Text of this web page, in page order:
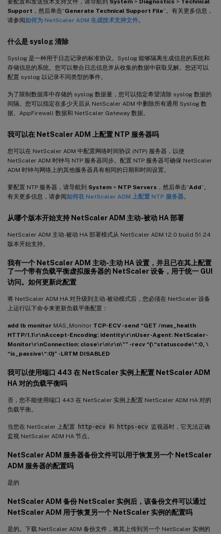
Support ，然后单击“Generate Technical Support File”。有关更多信息，
请参阅如何为 NetScaler ADM 生成技术支持文件。
什么是 syslog 清除
Syslog 是一种用于日志记录的标准协议。Syslog 能够隔离生成信息的系统和
存储信息的系统。您可以整合日志信息并从收集的数据中获取见解。您还可以
配置 syslog 以记录不同类型的事件。
为了限制数据库中存储的 syslog 数据量，您可以指定希望清除 syslog 数据的
间隔。您可以指定在多少天后从 NetScaler ADM 中删除所有通用 Syslog 数
据、AppFirewall 数据和 NetScaler Gateway 数据。
我可以在 NetScaler ADM 上配置 NTP 服务器吗
您可以在 NetScaler ADM 中配置网络时间协议 (NTP) 服务器，以使
NetScaler ADM 时钟与 NTP 服务器同步。配置 NTP 服务器可确保 NetScaler
ADM 时钟与网络上的其他服务器具有相同的日期和时间设置。
要配置 NTP 服务器，请导航到 System > NTP Servers ，然后单击“Add”。
有关更多信息，请参阅如何在 NetScaler ADM 上配置 NTP 服务器。
从哪个版本开始支持 NetScaler ADM 主动-被动 HA 部署
NetScaler ADM 主动-被动 HA 部署模式从 NetScaler ADM 12.0 build 51.24
版本开始支持。
我有一个 NetScaler ADM 主动-主动 HA 设置，并且已在其上配置
了一个带有负载平衡虚拟服务器的 NetScaler 设备，用于统一 GUI
访问。如何更新此配置
将 NetScaler ADM HA 对升级到主动-被动模式后，您必须在 NetScaler 设备
上运行以下命令来更新负载平衡配置：
add lb monitor MAS_Monitor TCP-ECV -send “GET /mas_health
HTTP/1.1\r\nAccept-Encoding: identity\r\nUser-Agent: NetScaler-
Monitor\r\nConnection: close\r\n\r\n\”” -recv “{\“statuscode\“:0, \
“is_passive\“:0}” -LRTM DISABLED
我可以使用端口 443 在 NetScaler 实例上配置 NetScaler ADM
HA 对的负载平衡吗
否，您不能使用端口 443 在 NetScaler 实例上配置 NetScaler ADM HA 对的
负载平衡。
当您在 NetScaler 上配置 http-ecv 和 https-ecv 监视器时，它无法正确
监视 NetScaler ADM HA 节点。
NetScaler ADM 服务器备份文件可以用于恢复另一个 NetScaler
ADM 服务器的配置吗
是的
NetScaler ADM 备份 NetScaler 实例后，该备份文件可以通过
NetScaler ADM 用于恢复另一个 NetScaler 实例的配置吗
是的。下载 NetScaler ADM 备份文件，将其上传到另一个 NetScaler 实例的